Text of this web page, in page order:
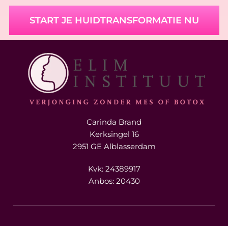
START JE HUIDTRANSFORMATIE NU
Carinda Brand
Kerksingel 16
2951 GE Alblasserdam
Kvk: 24389917
Anbos: 20430